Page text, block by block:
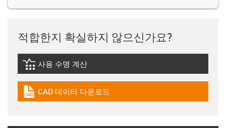
적합한지 확실하지 않으신가요?
igus-icon-lebensdauerrechner
사용 수명 계산
igus-icon-cad-dateien
CAD 데이터 다운로드